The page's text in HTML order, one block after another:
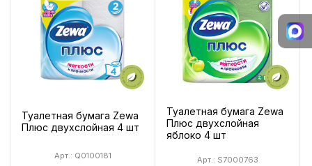
Туалетная бумага Zewa
Плюс двухслойная 4 шт
Арт.: Q0100181
Туалетная бумага Zewa
Плюс двухслойная
яблоко 4 шт
Арт.: S7000763